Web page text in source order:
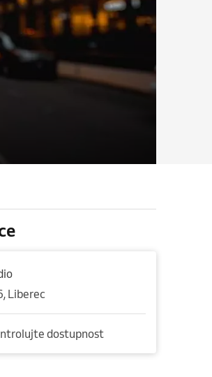
Liberec
dostupnost